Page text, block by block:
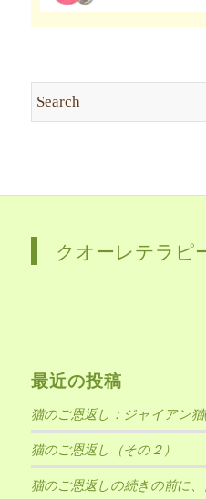
クオーレテラピ
最近の投稿
猫のご恩返し：ジャイアン
猫のご恩返し（その２）
猫のご恩返しの続きの前に